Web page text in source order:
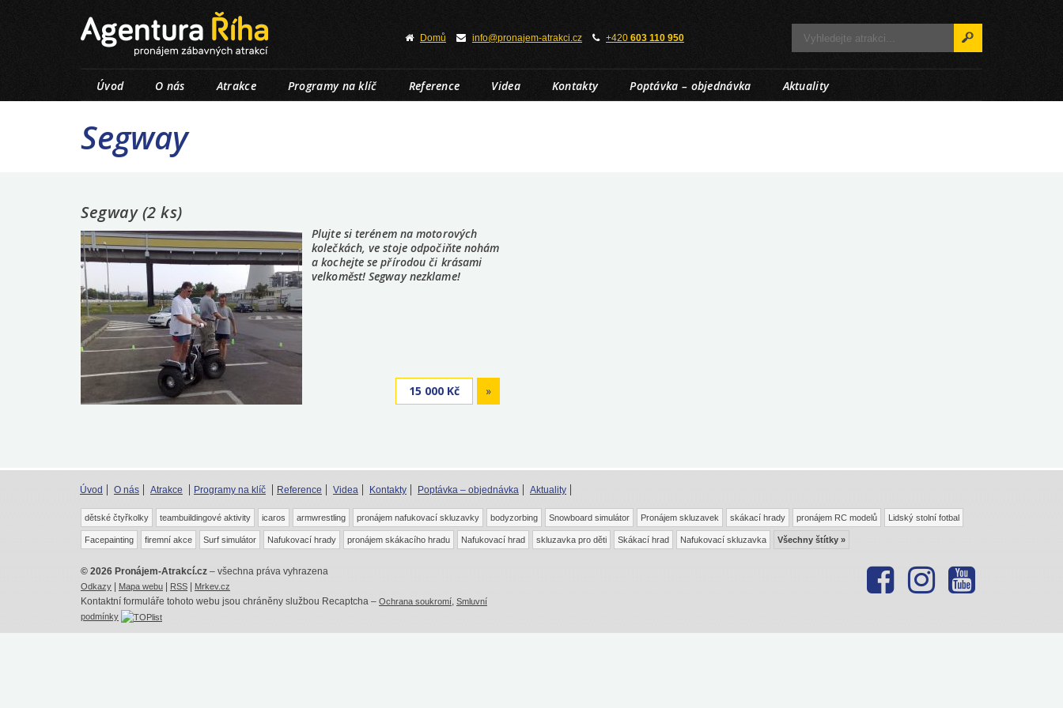
Domů info@pronajem-atrakci.cz +420 603 110 950
Úvod O nás Atrakce Programy na klíč Reference Videa Kontakty Poptávka – objednávka Aktuality
Segway
Segway (2 ks)
Plujte si terénem na motorových
kolečkách, ve stoje odpočiňte nohám
a kochejte se přírodou či krásami
velkoměst! Segway nezklame!
»
15 000 Kč
Úvod O nás Atrakce Programy na klíč Reference Videa Kontakty Poptávka – objednávka Aktuality
dětské čtyřkolky teambuildingové aktivity icaros armwrestling pronájem nafukovací skluzavky bodyzorbing Snowboard simulátor Pronájem skluzavek skákací hrady pronájem RC modelů Lidský stolní fotbal
Facepainting firemní akce Surf simulátor Nafukovací hrady pronájem skákacího hradu Nafukovací hrad skluzavka pro děti Skákací hrad Nafukovací skluzavka Všechny štítky »
© 2026 Pronájem-Atrakcí.cz – všechna práva vyhrazena
Odkazy Mapa webu RSS Mrkev.cz
Kontaktní formuláře tohoto webu jsou chráněny službou Recaptcha – Ochrana soukromí, Smluvní
podmínky